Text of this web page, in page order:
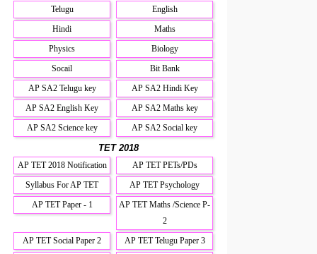
Telugu
English
Hindi
Maths
Physics
Biology
Socail
Bit Bank
AP SA2 Telugu key
AP SA2 Hindi Key
AP SA2 English Key
AP SA2 Maths key
AP SA2 Science key
AP SA2 Social key
TET 2018
AP TET 2018 Notification
AP TET PETs/PDs
Syllabus For AP TET
AP TET Psychology
AP TET Paper - 1
AP TET Maths /Science P-
2
AP TET Social Paper 2
AP TET Telugu Paper 3